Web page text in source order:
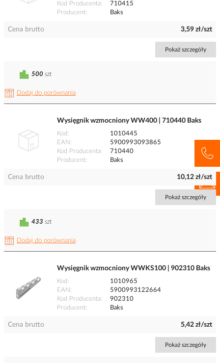
Kod Producenta
710415
Producent
Baks
Cena brutto 3,59 zł/szt
Pokaż szczegóły
Dodaj do porównania
500 szt
Wysięgnik wzmocniony WW400 | 710440 Baks
Kod
1010445
EAN
5900993093865
Kod Producenta
710440
Producent
Baks
Cena brutto 10,12 zł/szt
Pokaż szczegóły
Dodaj do porównania
433 szt
Wysięgnik wzmocniony WWKS100 | 902310 Baks
Kod
1010965
EAN
5900993122664
Kod Producenta
902310
Producent
Baks
Cena brutto 5,42 zł/szt
Pokaż szczegóły